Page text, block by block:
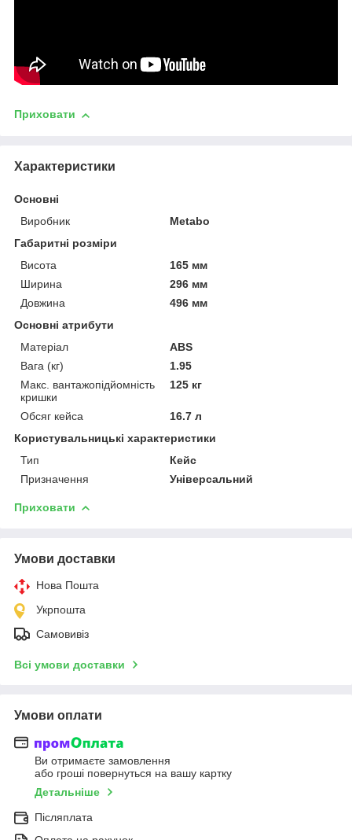
Приховати
Характеристики
Основні
Виробник
Metabo
Габаритні розміри
Висота
165 мм
Ширина
296 мм
Довжина
496 мм
Основні атрибути
Матеріал
ABS
Вага (кг)
1.95
Макс. вантажопідйомність
кришки
125 кг
Обсяг кейса
16.7 л
Користувальницькі характеристики
Тип
Кейс
Призначення
Універсальний
Приховати
Умови доставки
Нова Пошта
Укрпошта
Самовивіз
Всі умови доставки
Умови оплати
Ви отримаєте замовлення
або гроші повернуться на вашу картку
Детальніше
Післяплата